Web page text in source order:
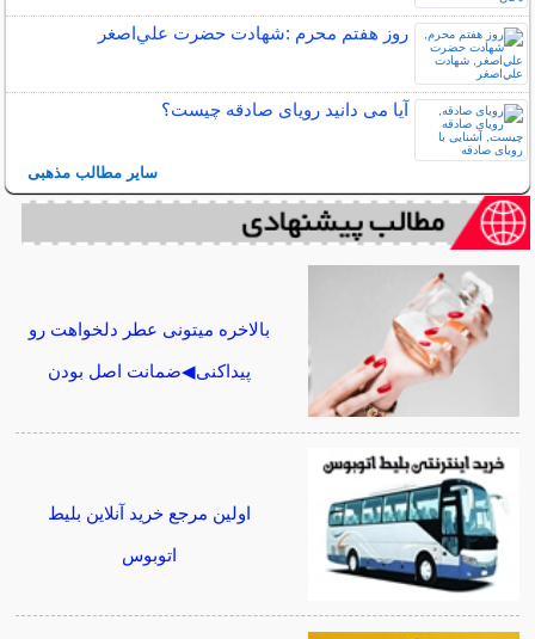
روز هفتم محرم :شهادت حضرت علي‌اصغر
آیا می دانید رویای صادقه چیست؟
سایر مطالب مذهبی
بالاخره میتونی عطر دلخواهت رو
پیداکنی◀ضمانت اصل بودن
اولین مرجع خرید آنلاین بلیط
اتوبوس